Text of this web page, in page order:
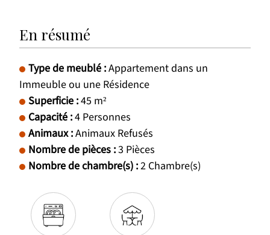
En résumé
Type de meublé :Appartement dans un
Immeuble ou une Résidence
Superficie :45 m²
Capacité :4 Personnes
Animaux:Animaux Refusés
Nombre de pièces :3 Pièces
Nombre de chambre(s) :2 Chambre(s)